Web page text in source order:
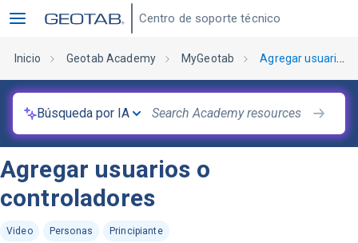
Centro de soporte técnico
Inicio Geotab Academy MyGeotab Agregar usuarios o controladores
Búsqueda por IA
Agregar usuarios o
controladores
Video Personas Principiante